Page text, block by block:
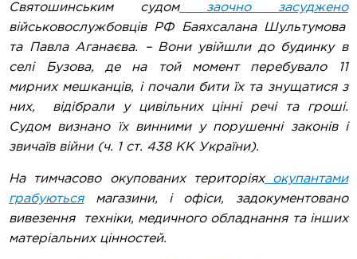
Святошинським судомзаочно засуджено
військовослужбовців РФ Баяхсалана Шультумова
та Павла Аганаєва. – Вони увійшли до будинку в
селі Бузова, де на той момент перебувало 11
мирних мешканців, і почали бити їх та знущатися з
них, відібрали у цивільних цінні речі та гроші.
Судом визнано їх винними у порушенні законів і
звичаїв війни (ч. 1 ст. 438 КК України).
На тимчасово окупованих територіяхокупантами
грабуютьсямагазини, і офіси, задокументовано
вивезення техніки, медичного обладнання та інших
матеріальних цінностей.